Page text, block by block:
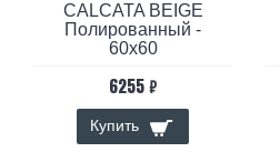
CALCATA BEIGE
Полированный -
60x60
6255 ₽
Купить